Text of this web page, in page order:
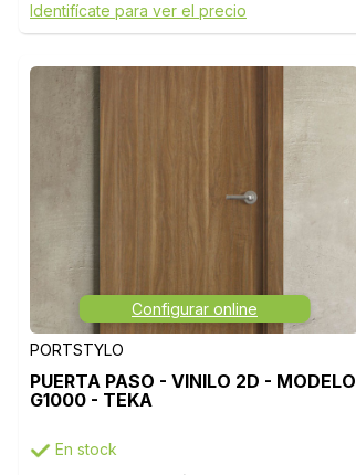
Identifícate para ver el precio
Configurar online
PORTSTYLO
PUERTA PASO - VINILO 2D - MODELO
G1000 - TEKA
En stock